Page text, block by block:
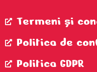
Termeni şi
Politica de
Politica GDPR